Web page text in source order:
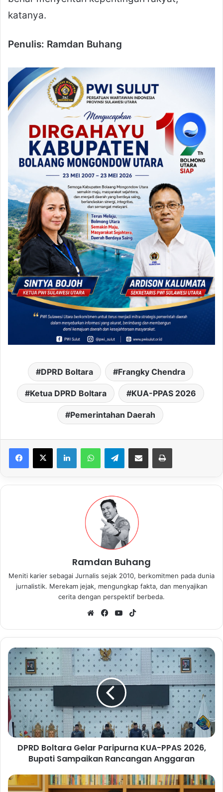
katanya.
Penulis: Ramdan Buhang
DPRD Boltara Frangky Chendra
Ketua DPRD Boltara KUA-PPAS 2026
Pemerintahan Daerah
Telegram
Ramdan Buhang
Meniti karier sebagai Jurnalis sejak 2010, berkomitmen pada dunia
jurnalistik. Merekam jejak, mengungkap fakta, dan menyajikan
cerita dengan perspektif berbeda.
We
te
Fa
bo
ok
Yo
ub
e
k
D
P
R
D
B
o
t
a
e
l
DPRD Boltara Gelar Paripurna KUA-PPAS 2026,
Bupati Sampaikan Rancangan Anggaran
J
o